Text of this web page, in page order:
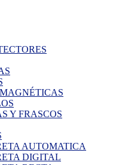
Y FRASCOS
AUTOMATICA
DIGITAL